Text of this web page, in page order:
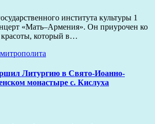
института культуры 1
«Мать–Армения». Он приурочен ко
который в…
Литургию в Свято-Иоанно-
монастыре с. Кислуха